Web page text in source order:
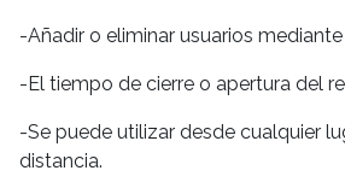
-Añadir o eliminar usuarios mediante
-El tiempo de cierre o apertura del
-Se puede utilizar desde cualquier
distancia.